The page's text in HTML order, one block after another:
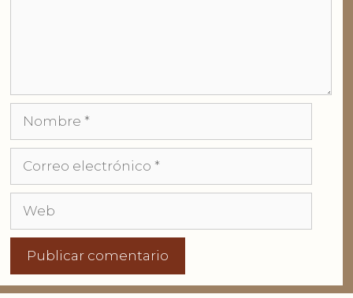
electrónico